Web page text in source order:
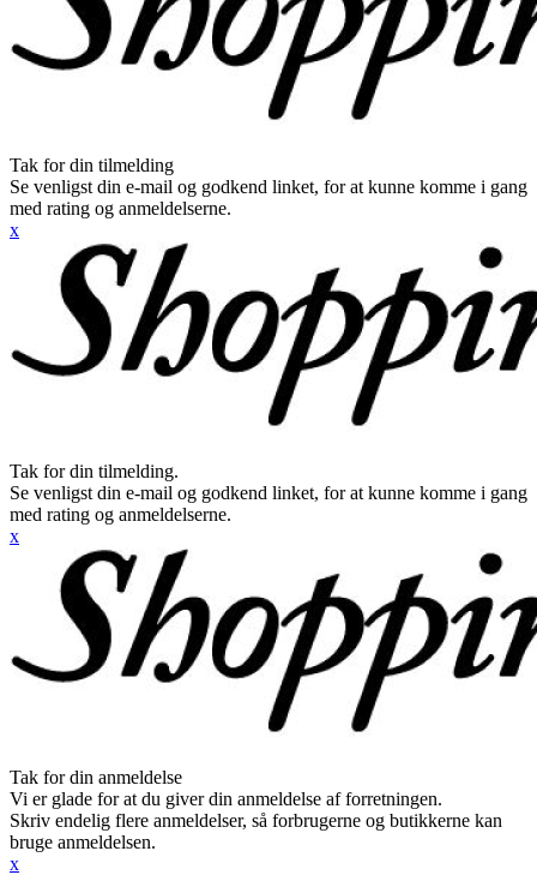
Tak for din tilmelding
Se venligst din e-mail og godkend linket, for at kunne komme i gang
med rating og anmeldelserne.
x
Tak for din tilmelding.
Se venligst din e-mail og godkend linket, for at kunne komme i gang
med rating og anmeldelserne.
x
Tak for din anmeldelse
Vi er glade for at du giver din anmeldelse af forretningen.
Skriv endelig flere anmeldelser, så forbrugerne og butikkerne kan
bruge anmeldelsen.
x